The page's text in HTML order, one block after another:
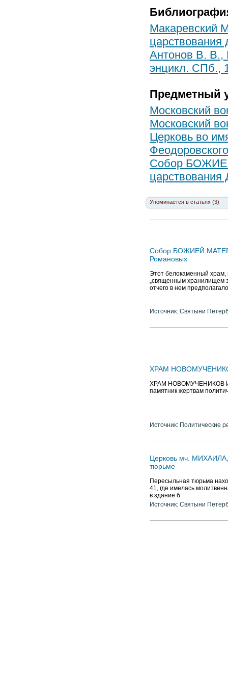
Макаревский
Антонов В. В.,
энцикл. СПб.,
Предметный
Московский
Московский
Церковь во
Собор
Упоминается в статьях (3)
Собор БОЖИЕЙ
Романовых
Этот белокаменный
„священным хранилищем
отчего в нем
Источник: Святыни
ХРАМ
ХРАМ НОВОМУЧЕНИКОВ И
памятник жертвам
Источник: Политические
Церковь мч.
тюрьме
Пересыльная тюрьма
41, где имелась
в здание б
Источник: Святыни